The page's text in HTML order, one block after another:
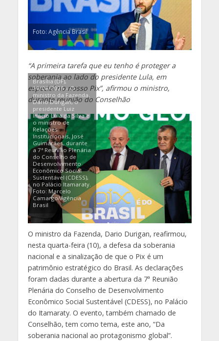
Foto: Agência Brasil
“A primeira tarefa que eu tenho é proteger a
soberania ao lado do presidente Lula, em
especial no nosso Pix”, afirmou o ministro,
durante reunião do Conselhão
Brasília (DF),
10/06/2026 – O
ministro da Fazenda,
Dario Durigan, o
presidente Luiz
Inácio Lula da Silva e
o ministro de
Relações
Institucionais, José
Guimarâes, durante
a 7ª Reunião Plenária
do Conselho de
Desenvolvimento
Econômico Social
Sustentável (CDESS),
no Palácio Itamaraty.
Foto: Marcelo
Camargo/Agência
Brasil
O ministro da Fazenda, Dario Durigan, reafirmou,
nesta quarta-feira (10), a defesa da soberania
nacional e a sinalização de que o Pix é um
patrimônio estratégico do Brasil. As declarações
foram dadas durante a abertura da 7ª Reunião
Plenária do Conselho de Desenvolvimento
Econômico Social Sustentável (CDESS), no Palácio
do Itamaraty. O evento, também chamado de
Conselhão, tem como tema, este ano, “Da
soberania nacional ao protagonismo global”.